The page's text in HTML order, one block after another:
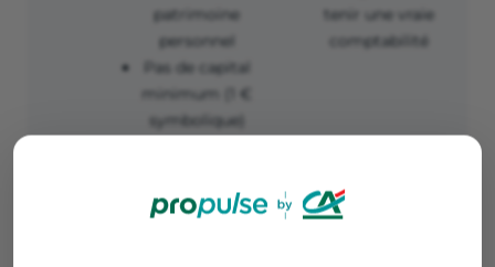
patrimoine
personnel
Pas de capital
minimum (1 €
symbolique)
tenir une vraie
comptabilité
création des
Création de
statuts complexe